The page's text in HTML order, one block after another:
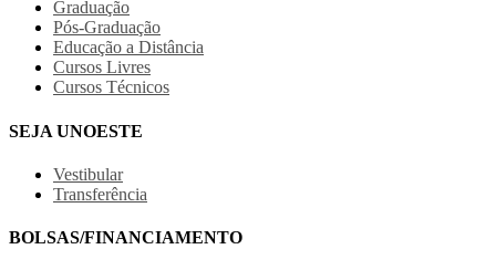
Graduação
Pós-Graduação
Educação a Distância
Cursos Livres
Cursos Técnicos
SEJA UNOESTE
Vestibular
Transferência
BOLSAS/FINANCIAMENTO